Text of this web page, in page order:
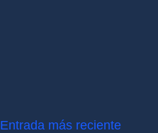
Entrada más reciente